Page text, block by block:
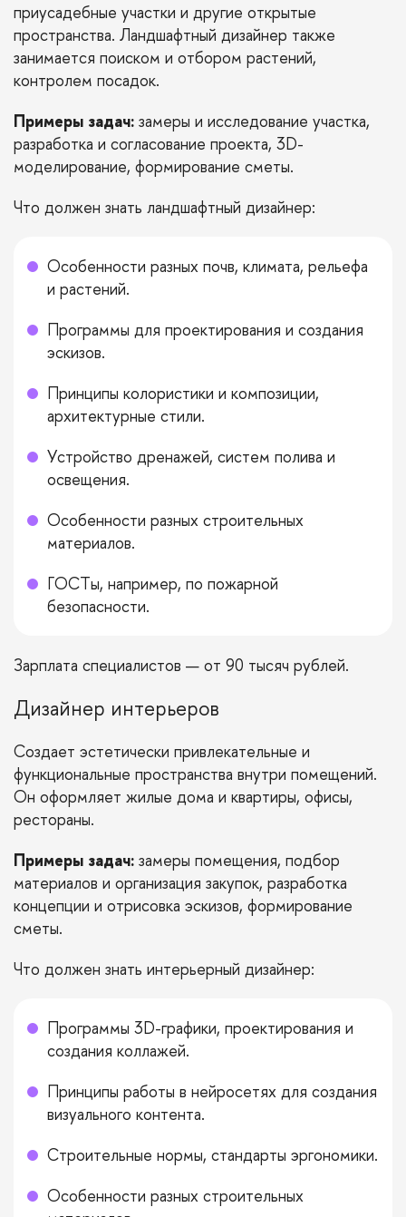
приусадебные участки и другие открытые
пространства. Ландшафтный дизайнер также
занимается поиском и отбором растений,
контролем посадок.
Примеры задач: замеры и исследование участка,
разработка и согласование проекта, 3D-
моделирование, формирование сметы.
Что должен знать ландшафтный дизайнер:
Особенности разных почв, климата, рельефа
и растений.
Программы для проектирования и создания
эскизов.
Принципы колористики и композиции,
архитектурные стили.
Устройство дренажей, систем полива и
освещения.
Особенности разных строительных
материалов.
ГОСТы, например, по пожарной
безопасности.
Зарплата специалистов — от 90 тысяч рублей.
Дизайнер интерьеров
Создает эстетически привлекательные и
функциональные пространства внутри помещений.
Он оформляет жилые дома и квартиры, офисы,
рестораны.
Примеры задач: замеры помещения, подбор
материалов и организация закупок, разработка
концепции и отрисовка эскизов, формирование
сметы.
Что должен знать интерьерный дизайнер:
Программы 3D-графики, проектирования и
создания коллажей.
Принципы работы в нейросетях для создания
визуального контента.
Строительные нормы, стандарты эргономики.
Особенности разных строительных